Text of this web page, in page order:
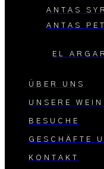
ANTAS
ANTAS
EL ARGAR
ÜBER UNS
UNSERE
BESUCHE
GESCHÄFTE
KONTAKT